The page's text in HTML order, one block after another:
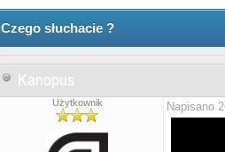
Czego słuchacie ?
Kanopus
Użytkownik Napisano